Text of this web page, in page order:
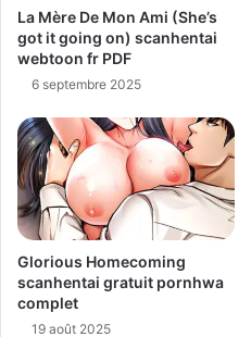
La Mère De Mon Ami (She’s
got it going on) scanhentai
webtoon fr PDF
6 septembre 2025
Glorious Homecoming
scanhentai gratuit pornhwa
complet
19 août 2025